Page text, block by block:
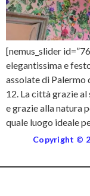
[nemus_slider
elegantissima e
assolate di
12. La città grazie
e grazie alla natura
quale luogo ideale
Copyright ©